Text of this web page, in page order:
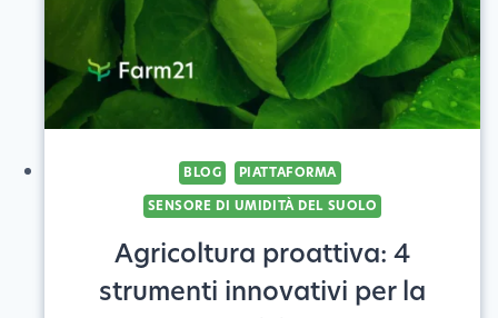
BLOG
PIATTAFORMA
SENSORE DI UMIDITÀ DEL SUOLO
Agricoltura proattiva: 4
strumenti innovativi per la